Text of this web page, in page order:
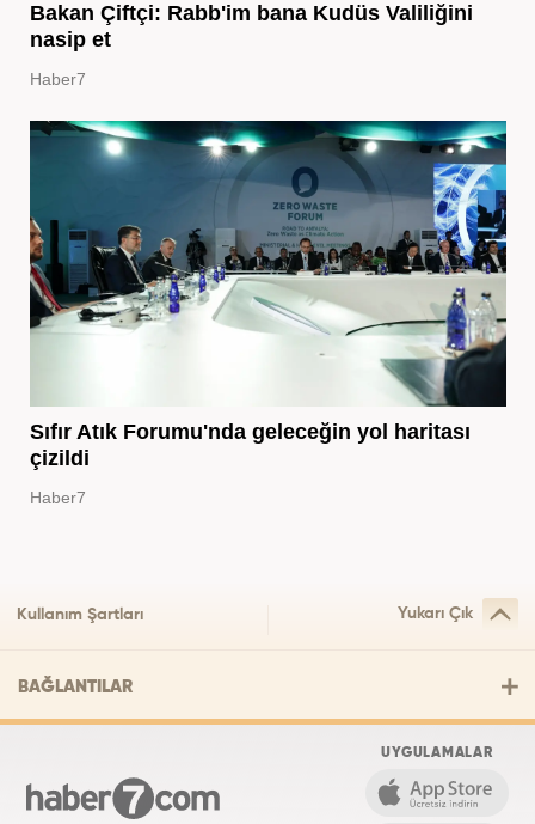
Bakan Çiftçi: Rabb'im bana Kudüs Valiliğini
nasip et
Haber7
Sıfır Atık Forumu'nda geleceğin yol haritası
çizildi
Haber7
Kullanım Şartları Yukarı Çık
BAĞLANTILAR
UYGULAMALAR